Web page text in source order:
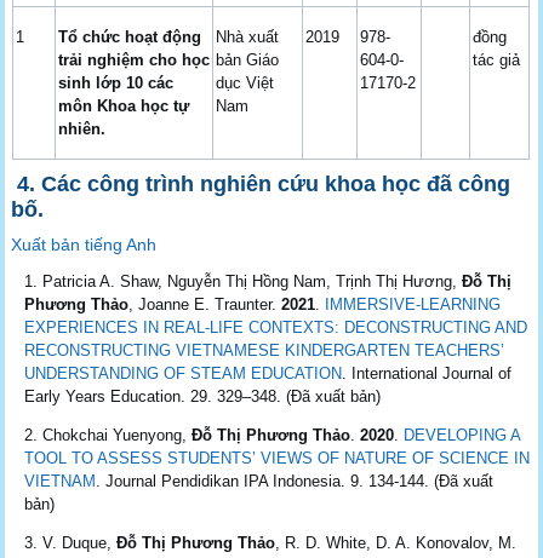
1
Tổ chức hoạt động
trải nghiệm cho học
sinh lớp 10 các
môn Khoa học tự
nhiên.
Nhà xuất
bản Giáo
dục Việt
Nam
2019
978-
604-0-
17170-2
đồng
tác giả
4.Các công trình nghiên cứu khoa học đã công
bố.
Xuất bản tiếng Anh
Patricia A. Shaw, Nguyễn Thị Hồng Nam, Trịnh Thị Hương,Đỗ Thị
Phương Thảo, Joanne E. Traunter.2021.
IMMERSIVE-LEARNING
EXPERIENCES IN REAL-LIFE CONTEXTS: DECONSTRUCTING AND
RECONSTRUCTING VIETNAMESE KINDERGARTEN TEACHERS’
UNDERSTANDING OF STEAM EDUCATION. International Journal of
Early Years Education. 29. 329–348. (Đã xuất bản)
Chokchai Yuenyong,Đỗ Thị Phương Thảo.2020. DEVELOPING A
TOOL TO ASSESS STUDENTS’ VIEWS OF NATURE OF SCIENCE IN
VIETNAM . Journal Pendidikan IPA Indonesia. 9. 134-144. (Đã xuất
bản)
V. Duque,Đỗ Thị Phương Thảo, R. D. White, D. A. Konovalov, M.